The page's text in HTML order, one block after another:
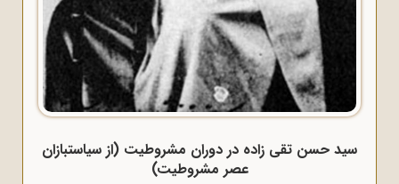
سید حسن تقی زاده در دوران مشروطیت (از سیاستبازان
عصر مشروطیت)